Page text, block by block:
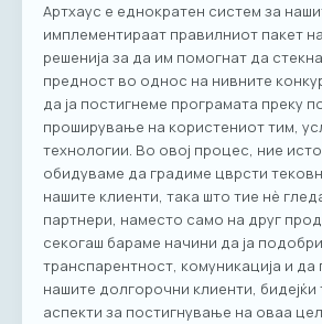
Артхаус е еднократен систем за
имплементираат правилниот пакет
решенија за да им помогнат да
предност во однос на нивните
да ја постигнеме програмата преку
проширување на користениот тим,
технологии. Во овој процес, ние
обидуваме да градиме цврсти
нашите клиенти, така што тие нè
партнери, наместо само на друг
секогаш бараме начини да ја
транспарентност, комуникација и да
нашите долгорочни клиенти,
аспекти за постигнување на оваа